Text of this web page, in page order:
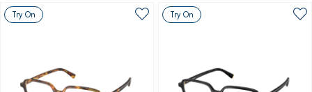
Try On Try On